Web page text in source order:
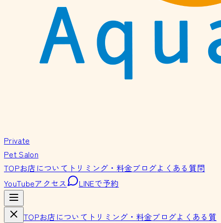
Private
Pet Salon
TOPお店について トリミング・料金ブログよくある質問
YouTubeアクセス LINEで予約
TOPお店について トリミング・料金ブログよくある質